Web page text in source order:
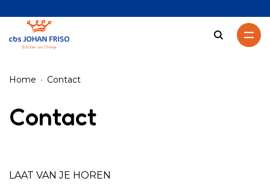
Zoeken
Home Contact
Contact
LAAT VAN JE HOREN